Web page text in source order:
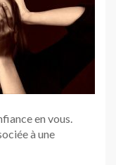
en vous.
à une